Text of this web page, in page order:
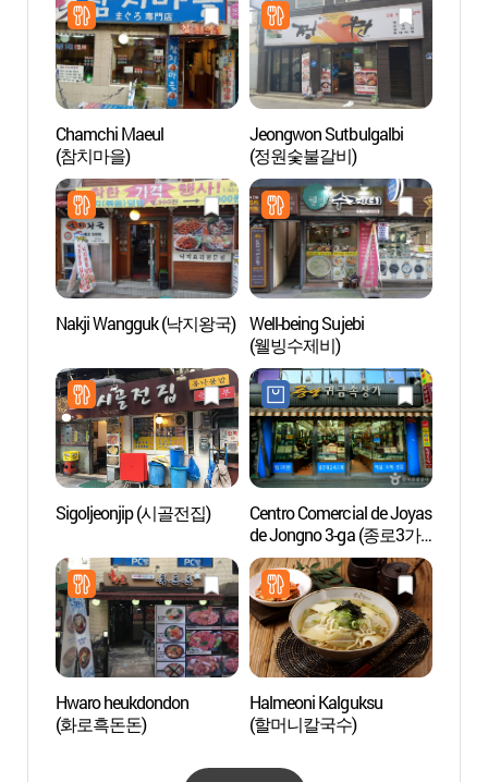
Chamchi Maeul
(참치마을)
Jeongwon Sutbulgalbi
(정원숯불갈비)
Nakji Wangguk (낙지왕국) Well-being Sujebi
(웰빙수제비)
Sigoljeonjip (시골전집)
Centro Comercial de Joyas
de Jongno 3-ga (종로3가
귀금속 전문상가)
Hwaro heukdondon
(화로흑돈돈)
Halmeoni Kalguksu
(할머니칼국수)